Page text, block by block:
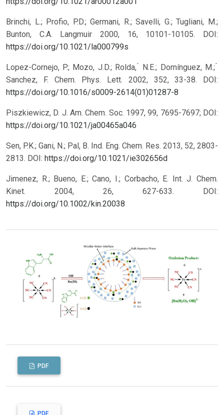
Brinchi, L.; Profio, P.D.; Germani, R.; Savelli, G.; Tugliani, M.;
Bunton, C.A. Langmuir 2000, 16, 10101-10105. DOI:
https://doi.org/10.1021/la000799s
Lopez-Cornejo, P.; Mozo, J.D.; Rolda, ́ N.E.; Domínguez, M.; ́
Sanchez, F. Chem. Phys. Lett. 2002, 352, 33-38. DOI:
https://doi.org/10.1016/s0009-2614(01)01287-8
Piszkiewicz, D. J. Am. Chem. Soc. 1997, 99, 7695-7697; DOI:
https://doi.org/10.1021/ja00465a046
Sen, P.K.; Gani, N.; Pal, B. Ind. Eng. Chem. Res. 2013, 52, 2803-
2813. DOI: https://doi.org/10.1021/ie302656d
Jimenez, R.; Bueno, E.; Cano, I.; Corbacho, E. Int. J. Chem.
Kinet. 2004, 26, 627-633. DOI:
https://doi.org/10.1002/kin.20038
PDF
PDF